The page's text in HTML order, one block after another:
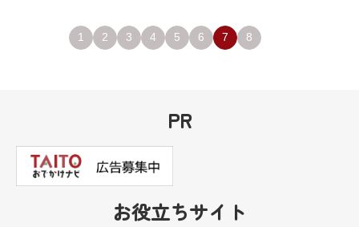
1 2 3 4 5 6 7 8
PR
お役立ちサイト